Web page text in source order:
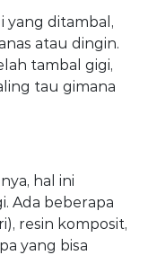
yang ditambal,
atau dingin.
tambal gigi,
tau gimana
hal ini
Ada beberapa
resin komposit,
yang bisa